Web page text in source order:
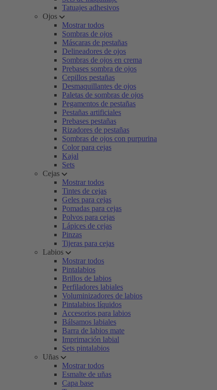
Tatuajes adhesivos
Ojos
Mostrar todos
Sombras de ojos
Máscaras de pestañas
Delineadores de ojos
Sombras de ojos en crema
Prebases sombra de ojos
Cepillos pestañas
Desmaquillantes de ojos
Paletas de sombras de ojos
Pegamentos de pestañas
Pestañas artificiales
Prebases pestañas
Rizadores de pestañas
Sombras de ojos con purpurina
Color para cejas
Kajal
Sets
Cejas
Mostrar todos
Tintes de cejas
Geles para cejas
Pomadas para cejas
Polvos para cejas
Lápices de cejas
Pinzas
Tijeras para cejas
Labios
Mostrar todos
Pintalabios
Brillos de labios
Perfiladores labiales
Voluminizadores de labios
Pintalabios líquidos
Accesorios para labios
Bálsamos labiales
Barra de labios mate
Imprimación labial
Sets pintalabios
Uñas
Mostrar todos
Esmalte de uñas
Capa base